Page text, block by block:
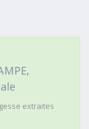
extraites